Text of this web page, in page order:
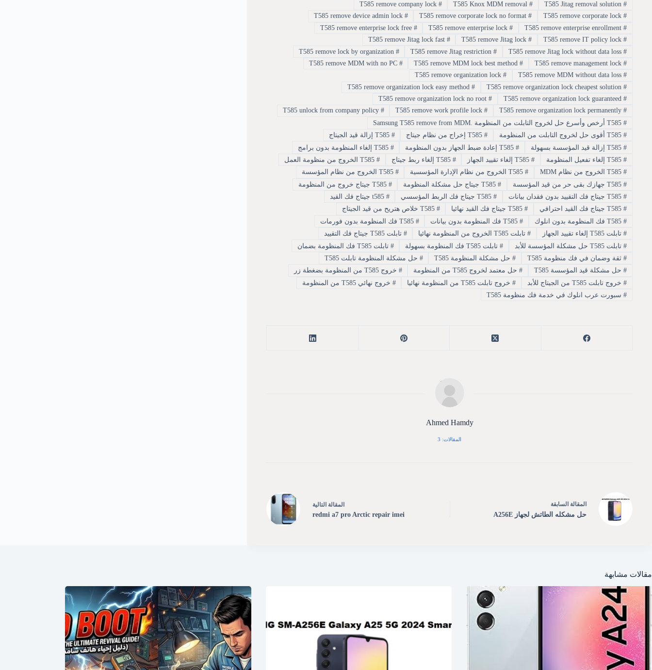
#
T585 Jitag removal solution
#
T585 Knox MDM removal
#
T585 remove company lock
#
T585 remove corporate lock
#
T585 remove corporate lock no format
#
T585 remove device admin lock
#
T585 remove enterprise enrollment
#
T585 remove enterprise lock
#
T585 remove enterprise lock free
#
T585 remove IT policy lock
#
T585 remove Jitag lock
#
T585 remove Jitag lock fast
#
T585 remove Jitag lock without data loss
#
T585 remove Jitag restriction
#
#
T585 remove management lock
#
T585 remove MDM lock best method
#
T585 remove MDM with no PC
#
T585 remove MDM without data loss
#
T585 remove organization lock
#
T585 remove organization lock cheapest solution
#
T585 remove organization lock easy method
#
T585 remove organization lock guaranteed
#
T585 remove organization lock no root
#
T585 remove organization lock permanently
#
T585 remove work profile lock
#
T585 unlock from company policy
#T585 أرخص وأسرع حل لخروج التابلت من المنظومة .Samsung T585 remove from MDM
#T585 أقوى حل لخروج التابلت من المنظومة #T585 إخراج من نظام جيتاج # T585 إزالة قيد الجيتاج
#T585 إزالة قيد المؤسسة بسهولة #T585 إعادة ضبط الجهاز بدون المنظومة # T585 إلغاء المنظومة بدون برامج
#T585 إلغاء تفعيل المنظومة #T585 إلغاء تقييد الجهاز # T585 إلغاء ربط جيتاج # T585 الخروج من منظومة العمل
#T585 الخروج من نظام MDM #T585 الخروج من نظام الإدارة المؤسسية # T585 الخروج من نظام المؤسسة
#T585 جهازك بقى حر من قيد المؤسسة #T585 جيتاج حل مشكلة المنظومة # T585 جيتاج خروج من المنظومة
#T585 جيتاج فك التقييد بدون فقدان بيانات #T585 جيتاج فك الربط المؤسسي # t585 جيتاج فك القيد
#T585 جيتاج فك القيد احترافي #T585 جيتاج فك القيد نهائيا # T585 خلاص هتريح من قيد الجيتاج
#T585 فك المنظومة بدون انلوك #T585 فك المنظومة بدون بيانات # T585 فك المنظومة بدون فورمات
#تابلت T585 إلغاء تقييد الجهاز #تابلت T585 الخروج من المنظومة نهائيا # تابلت T585 جيتاج فك التقييد
#تابلت T585 حل مشكلة المؤسسة للأبد #تابلت T585 فك المنظومة بسهولة # تابلت T585 فك المنظومة بضمان
#ثقة وضمان في فك منظومة T585 #حل مشكلة المنظومة T585 # حل مشكلة المنظومة تابلت T585
#حل مشكلة قيد المؤسسة T585 #حل معتمد لخروج T585 من المنظومة # خروج T585 من المنظومة بضغطة زر
#خروج تابلت T585 من الجيتاج للأبد #خروج تابلت T585 من المنظومة نهائيا # خروج نهائي T585 من المنظومة
#سبورت عرب انلوك في خدمة فك منظومة T585
Ahmed Hamdy
المقالات: 3
المقالة السابقة
حل مشكله الطاتش لجهاز A256E
المقالة التالية
redmi a7 pro Arctic repair imei
مقالات مشابهة